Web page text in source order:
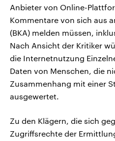
Anbieter von Online-
Kommentare von sich aus
(BKA) melden müssen,
Nach Ansicht der Kritiker
die Internetnutzung
Daten von Menschen, die
Zusammenhang mit einer
ausgewertet.
Zu den Klägern, die sich
Zugriffsrechte der